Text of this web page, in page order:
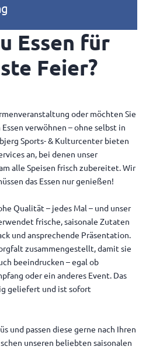
Essen für
Feier?
oder möchten Sie
verwöhnen – ohne selbst in
Sports- & Kulturcenter bieten
an, bei denen unser
alle Speisen frisch zubereitet. Wir
das Essen nur genießen!
Qualität – jedes Mal – und unser
frische, saisonale Zutaten
und ansprechende Präsentation.
zusammengestellt, damit sie
beeindrucken – egal ob
oder ein anderes Event. Das
geliefert und ist sofort
und passen diese gerne nach Ihren
unseren beliebten saisonalen